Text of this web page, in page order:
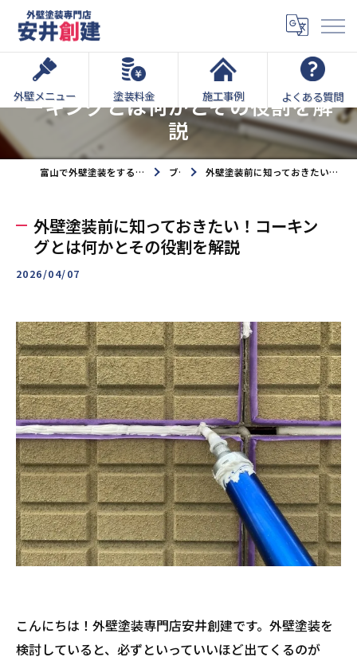
外壁メニュー 塗装料金 施工事例 よくある質問
外壁塗装前に知っておきたい！コ
ーキングとは何かとその役割を解
説
富山で外壁塗装をするなら外壁塗装専門店安井創建へ ブログ 外壁塗装前に知っておきたい！コーキングとは何かとその役割を解説
外壁塗装前に知っておきたい！コーキン
グとは何かとその役割を解説
2026/04/07
こんにちは！外壁塗装専門店安井創建です。外壁塗装を
検討していると、必ずといっていいほど出てくるのが